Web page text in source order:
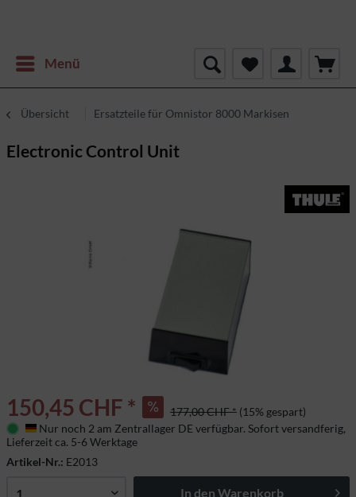
Menü
Übersicht Ersatzteile für Omnistor 8000 Markisen
Electronic Control Unit
150,45 CHF * 177,00 CHF * (15% gespart)
Deutschland
Nur noch 2 am Zentrallager DE verfügbar. Sofort versandferig,
Lieferzeit ca. 5-6 Werktage
Artikel-Nr.: E2013
In den Warenkorb